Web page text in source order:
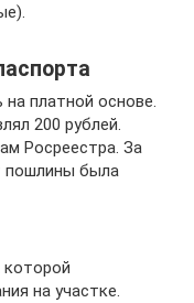
платной основе.
200 рублей.
Росреестра. За
пошлины была
которой
на участке.